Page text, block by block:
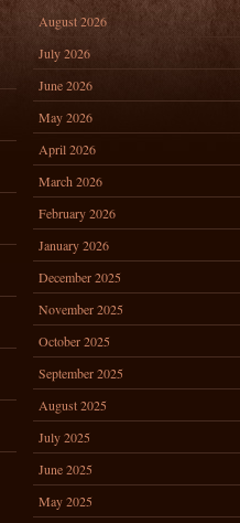
August 2026
July 2026
June 2026
May 2026
April 2026
March 2026
February 2026
January 2026
December 2025
November 2025
October 2025
September 2025
August 2025
July 2025
June 2025
May 2025